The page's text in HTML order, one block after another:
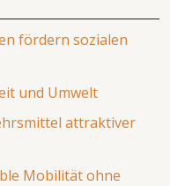
fördern sozialen
und Umwelt
attraktiver
Mobilität ohne